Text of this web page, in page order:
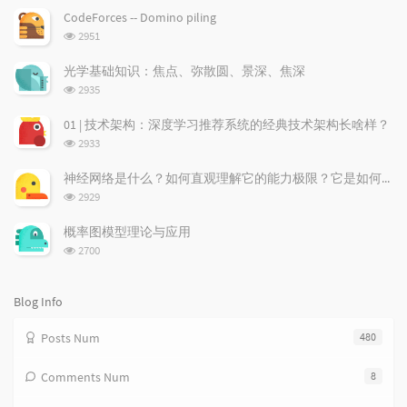
p
a
r
r
t
c
l
s
e
t
m
n
t
l
CodeForces -- Domino piling
浏
次
数:
2951
光学基础知识：焦点、弥散圆、景深、焦深
浏
次
数:
2935
01 | 技术架构：深度学习推荐系统的经典技术架构长啥样？
浏
次
数:
2933
神经网络是什么？如何直观理解它的能力极限？它是如何无限逼近真理？
浏
次
数:
2929
概率图模型理论与应用
浏
2700
Blog Info
480
Posts Num
8
Comments Num